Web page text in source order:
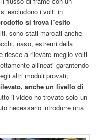
escludono i volti in
si trova l’esito
sono stati marcati anche
naso, estremi della
riesce a rilevare meglio volti
allineati garantendo
altri moduli provati;
anche un livello di
il video ho trovato solo un
necessario introdurre una